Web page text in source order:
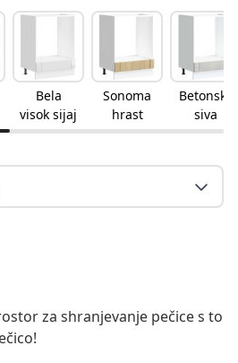
Bela
visok sijaj
Sonoma
hrast
Betonsko
siva
za shranjevanje pečice s to